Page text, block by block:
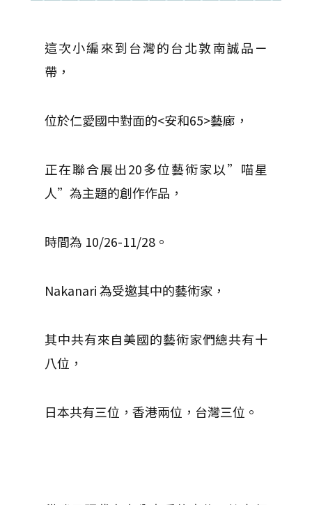
這次小編來到台灣的台北敦南誠品ㄧ
帶，
位於仁愛國中對面的<安和65>藝廊，
正在聯合展出20多位藝術家以”喵星
人”為主題的創作作品，
時間為 10/26-11/28。
Nakanari 為受邀其中的藝術家，
其中共有來自美國的藝術家們總共有十
八位，
日本共有三位，香港兩位，台灣三位。